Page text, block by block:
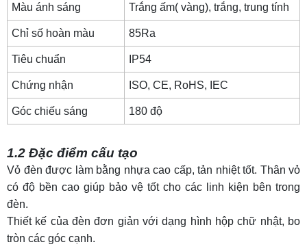
3.3 Giá bán lẻ
4.1 Thông số kỹ thuật
4.2 Đặc điểm cấu tạo
4.3 Giá bán lẻ
5.1 Thông số kỹ thuật
5.2 Đặc điểm cấu tạo
6. Đèn LED ốp trần chống cháy nổ HLEP8
Màu ánh sáng Trắng ấm( vàng), trắng, trung tính
Chỉ số hoàn màu 85Ra
Tiêu chuẩn IP54
Chứng nhận ISO, CE, RoHS, IEC
Góc chiếu sáng 180 độ
1.2 Đặc điểm cấu tạo
Vỏ đèn được làm bằng nhựa cao cấp, tản nhiệt tốt. Thân vỏ
có độ bền cao giúp bảo vệ tốt cho các linh kiện bên trong
đèn.
Thiết kế của đèn đơn giản với dạng hình hộp chữ nhật, bo
tròn các góc cạnh.